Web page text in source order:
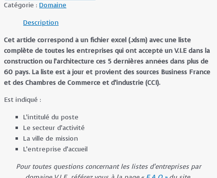
Catégorie : Domaine
Description
Cet article correspond à un fichier excel (.xlsm) avec une liste
complète de toutes les entreprises qui ont accepté un V.I.E dans la
construction ou l’architecture ces 5 dernières années dans plus de
60 pays. La liste est à jour et provient des sources Business France
et des Chambres de Commerce et d’industrie (CCI).
Est indiqué :
L’intitulé du poste
Le secteur d’activité
La ville de mission
L’entreprise d’accueil
Pour toutes questions concernant les listes d’entreprises par